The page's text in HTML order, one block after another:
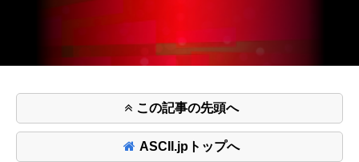
この記事の先頭へ
ASCII.jpトップへ